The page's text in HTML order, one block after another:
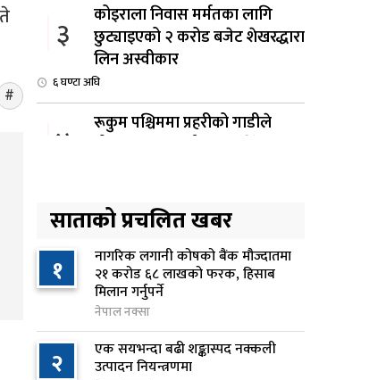
३
कोइराला निवास मर्मतका लागि
छुट्याइएको २ करोड बजेट शेखरद्धारा
लिन अस्वीकार
६ घण्टा अघि
४
रूकुम पश्चिममा प्रहरीको गाडीले
५
प्रतिनिधिसभा बैठक बस्दै , पाँच
विधेयक र प्रतिवेदन प्रस्तुत हुने
६ घण्टा अघि
६
आज बस्ने भनिएको राष्ट्रिय सभाको
बैठक बुधबारका लागि सर्‍यो
७ घण्टा अघि
साताको प्रचलित खबर
१ नागरिक लगानी कोषको बैंक मौज्दातमा
२१ करोड ६८ लाखको फरक, हिसाब
मिलान गर्नुपर्ने
नेपाल नक्सा
२ एक सयभन्दा बढी शङ्कास्पद नक्कली
उत्पादन नियन्त्रणमा